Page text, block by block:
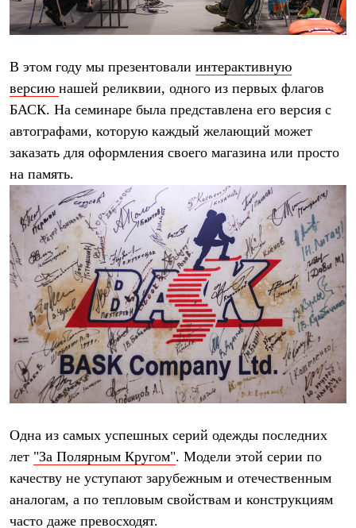
Женская обувь
Сапоги
Ботинки
Ботинки
Сапоги
Гамаши и бахилы
Гамаши
Бахилы
Тапочки и чуни
Тапочки
Чуни
Уход за обувью
Аксессуары
Головные уборы
Шапки
Балаклавы и маски
Кепки и бейсболки
Повязки
Шарфы
Панамы
Перчатки и рукавицы
Перчатки
Рукавицы
Носки
Полезные аксессуары
Ремни
Шевроны
Опушки
Термоковрики
Уход за одеждой
В Арктику
Коллекции
В этом году мы презентовали интерактивную
версию нашей реликвии, одного из первых флагов
БАСК. На семинаре была представлена его версия с
автографами, которую каждый желающий может
заказать для оформления своего магазина или просто
на память.
Одна из самых успешных серий одежды последних
лет "За Полярным Кругом". Модели этой серии по
качеству не уступают зарубежным и отечественным
аналогам, а по тепловым свойствам и конструкциям
часто даже превосходят.